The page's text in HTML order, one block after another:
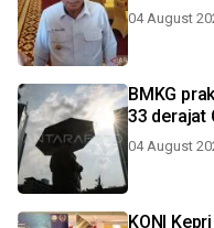
04 August
BMKG
33 derajat
04 August
KONI